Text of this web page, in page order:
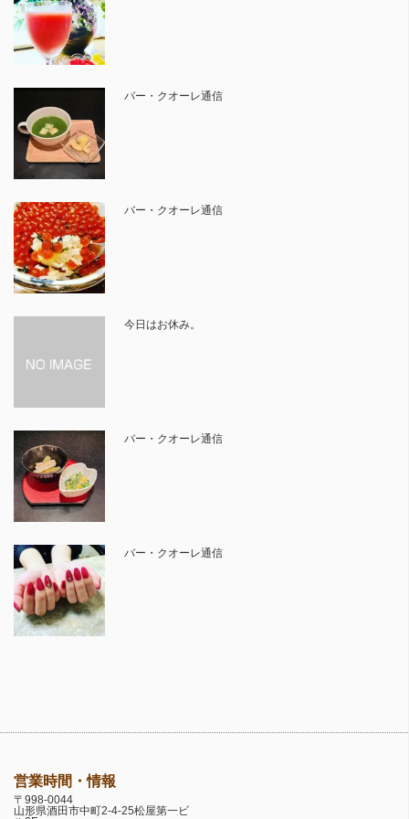
バー・クオーレ通信
バー・クオーレ通信
今日はお休み。
バー・クオーレ通信
バー・クオーレ通信
営業時間・情報
〒998-0044
山形県酒田市中町2-4-25松屋第一ビ